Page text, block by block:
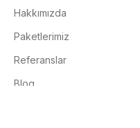
Hakkımızda
Paketlerimiz
Referanslar
Blog